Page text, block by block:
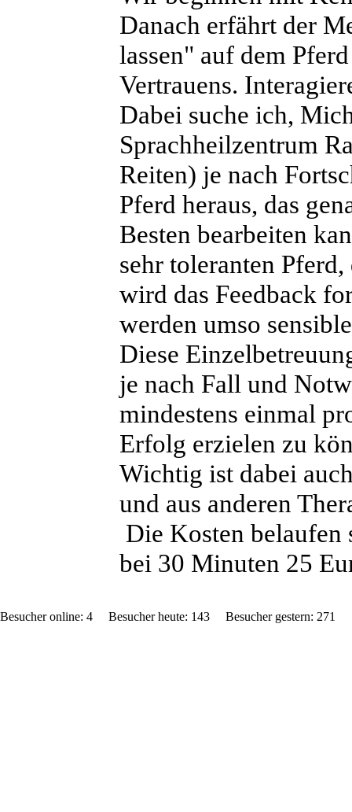
Danach erfährt der
lassen" auf dem
Vertrauens.
Dabei suche ich,
Sprachheilzentrum
Reiten) je nach
Pferd heraus, das
Besten bearbeiten
sehr toleranten
wird das Feedback
werden umso
Diese
je nach Fall und
mindestens einmal
Erfolg erzielen zu
Wichtig ist dabei
und aus anderen
Die Kosten belaufen
bei 30 Minuten 25
Besucher online: 4 Besucher heute: 143 Besucher gestern: